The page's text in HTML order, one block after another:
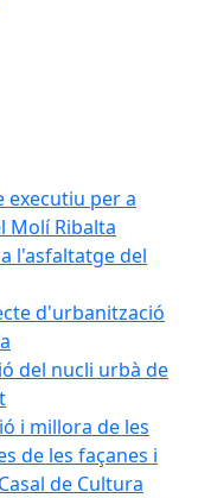
executiu per a
Molí Ribalta
l'asfaltatge del
d'urbanització
del nucli urbà de
i millora de les
de les façanes i
de Cultura